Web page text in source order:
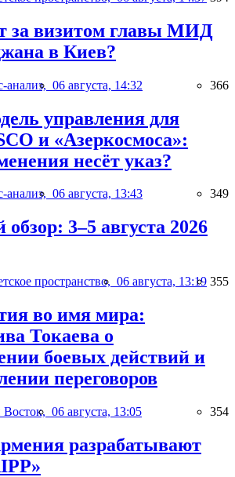
за визитом главы МИД
в Киев?
анализ, 06 августа, 14:32 366
управления для
и «Азеркосмоса»:
несёт указ?
анализ, 06 августа, 13:43 349
3–5 августа 2026
пространство, 06 августа, 13:19 355
во имя мира:
Токаева о
боевых действий и
переговоров
06 августа, 13:05 354
разрабатывают